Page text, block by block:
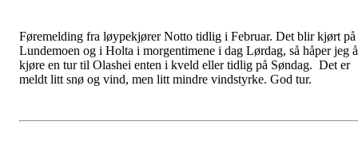
Føremelding fra løypekjører Notto tidlig i Februar. Det blir kjørt på
Lundemoen og i Holta i morgentimene i dag Lørdag, så håper jeg å
kjøre en tur til Olashei enten i kveld eller tidlig på Søndag. Det er
meldt litt snø og vind, men litt mindre vindstyrke. God tur.